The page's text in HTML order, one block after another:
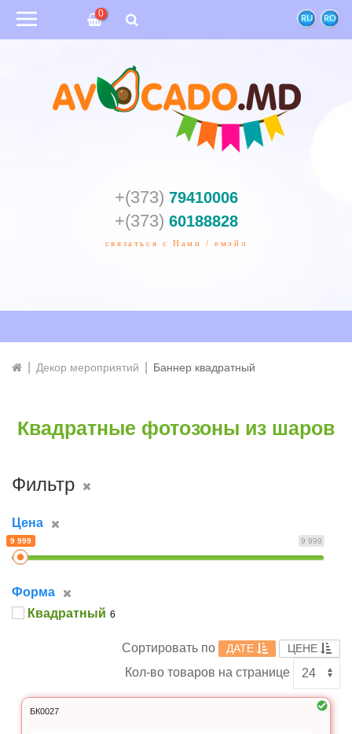
RU RO
0
+(373) 79410006
+(373) 60188828
связаться с Нами / емэйл
Декор мероприятий Баннер квадратный
Квадратные фотозоны из шаров
Фильтр
Цена
9 999
9 999
форма
Квадратный 6
Сортировать по ДАТЕ ЦЕНЕ
Кол-во товаров на странице
БК0027